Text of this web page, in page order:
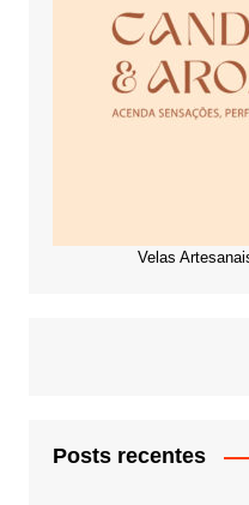
Velas
Posts recentes